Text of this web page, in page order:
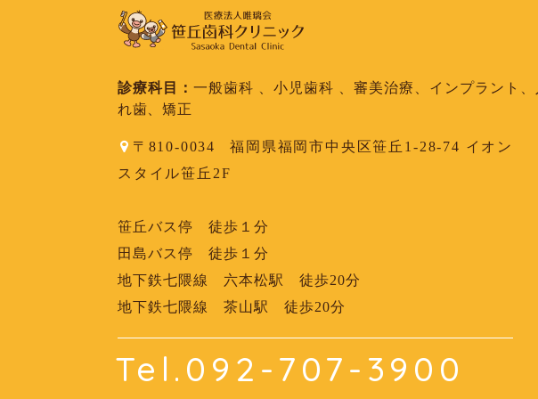
診療科目：一般歯科 、小児歯科 、審美治療、インプラント、
れ歯、矯正
〒810-0034
福岡県福岡市中央区笹丘1-28-74 イオン
スタイル笹丘2F
笹丘バス停 徒歩１分
田島バス停 徒歩１分
地下鉄七隈線 六本松駅 徒歩20分
地下鉄七隈線 茶山駅 徒歩20分
Tel.092-707-3900